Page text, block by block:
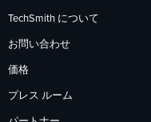
TechSmith について
お問い合わせ
価格
プレス ルーム